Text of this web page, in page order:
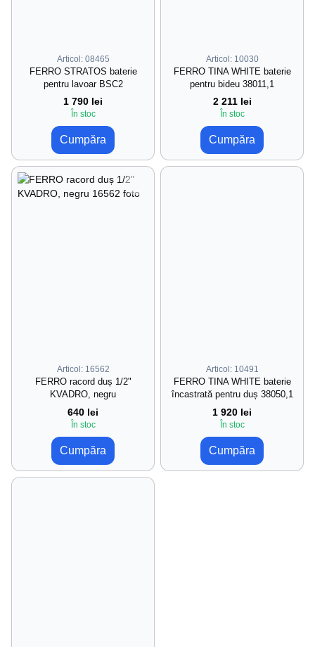
Articol: 08465
FERRO STRATOS baterie
pentru lavoar BSC2
1 790 lei
În stoc
Cumpăra
Articol: 10030
FERRO TINA WHITE baterie
pentru bideu 38011,1
2 211 lei
În stoc
Cumpăra
Articol: 16562
FERRO racord duș 1/2"
KVADRO, negru
640 lei
În stoc
Cumpăra
Articol: 10491
FERRO TINA WHITE baterie
încastrată pentru duș 38050,1
1 920 lei
În stoc
Cumpăra